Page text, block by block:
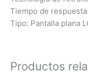
Tiempo de
Tipo: Pantalla plana
Productos